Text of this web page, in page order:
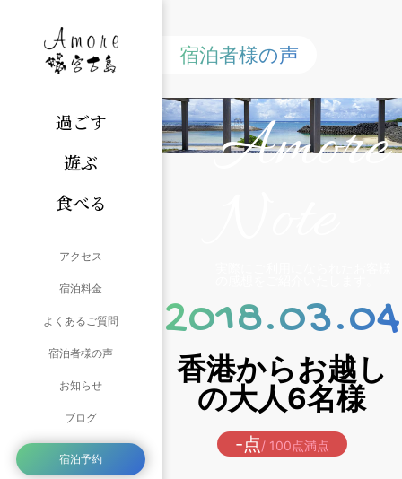
過ごす
遊ぶ
食べる
アクセス
宿泊料金
よくあるご質問
宿泊者様の声
お知らせ
ブログ
宿泊予約
宿泊者様の声
Amore
2018.03.04
香港からお越し
の大人6名様
-点/ 100点満点